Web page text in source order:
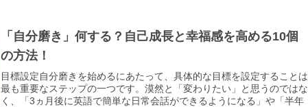
「自分磨き」何する？自己成長と幸福感を高める10個
の方法！
目標設定自分磨きを始めるにあたって、具体的な目標を設定することは
最も重要なステップの一つです。漠然と「変わりたい」と思うのではな
く、「3ヵ月後に英語で簡単な日常会話ができるようになる」や「半年